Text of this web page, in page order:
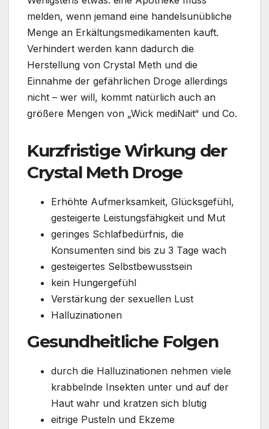
melden, wenn jemand eine handelsunübliche
Menge an Erkältungsmedikamenten kauft.
Verhindert werden kann dadurch die
Herstellung von Crystal Meth und die
Einnahme der gefährlichen Droge allerdings
nicht – wer will, kommt natürlich auch an
größere Mengen von „Wick mediNait“ und Co.
Kurzfristige Wirkung der
Crystal Meth Droge
Erhöhte Aufmerksamkeit, Glücksgefühl,
gesteigerte Leistungsfähigkeit und Mut
geringes Schlafbedürfnis, die
Konsumenten sind bis zu 3 Tage wach
gesteigertes Selbstbewusstsein
kein Hungergefühl
Verstärkung der sexuellen Lust
Halluzinationen
Gesundheitliche Folgen
durch die Halluzinationen nehmen viele
krabbelnde Insekten unter und auf der
Haut wahr und kratzen sich blutig
eitrige Pusteln und Ekzeme